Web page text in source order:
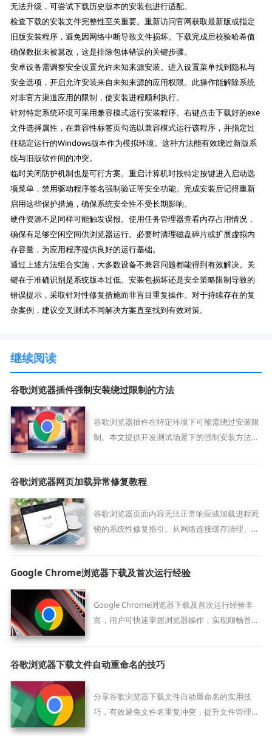
无法升级，可尝试下载历史版本的安装包进行适配。
检查下载的安装文件完整性至关重要。重新访问官网获取最新版或指定
旧版安装程序，避免因网络中断导致文件损坏。下载完成后校验哈希值
确保数据未被篡改，这是排除包体错误的关键步骤。
安卓设备需调整安全设置允许未知来源安装。进入设置菜单找到隐私与
安全选项，开启允许安装来自未知来源的应用权限。此操作能解除系统
对非官方渠道应用的限制，使安装进程顺利执行。
针对特定系统环境可采用兼容模式运行安装程序。右键点击下载好的exe
文件选择属性，在兼容性标签页勾选以兼容模式运行该程序，并指定过
往稳定运行的Windows版本作为模拟环境。这种方法能有效绕过新版系
统与旧版软件间的冲突。
临时关闭防护机制也是可行方案。重启计算机时按特定按键进入启动选
项菜单，禁用驱动程序签名强制验证等安全功能。完成安装后记得重新
启用这些保护措施，确保系统安全性不受长期影响。
硬件资源不足同样可能触发误报。使用任务管理器查看内存占用情况，
确保有足够空闲空间供浏览器运行。必要时清理磁盘碎片或扩展虚拟内
存容量，为应用程序提供良好的运行基础。
通过上述方法组合实施，大多数设备不兼容问题都能得到有效解决。关
键在于准确识别是系统版本过低、安装包损坏还是安全策略限制导致的
错误提示，采取针对性修复措施而非盲目重复操作。对于持续存在的复
杂案例，建议交叉测试不同解决方案直至找到有效对策。
继续阅读
谷歌浏览器插件强制安装绕过限制的方法
谷歌浏览器插件在特定环境下可能需绕过安装限
制。本文提供开发测试场景下的强制安装方法，
谷歌浏览器网页加载异常修复教程
谷歌浏览器页面内容无法正常响应或加载进程死
锁的系统性修复指引。从网络连接缓存清理、底
的业务故障排查闭环。
Google Chrome浏览器下载及首次运行经验
Google Chrome浏览器下载及首次运行经验丰
富，用户可快速掌握浏览器操作，实现顺畅首次
谷歌浏览器下载文件自动重命名的技巧
分享谷歌浏览器下载文件自动重命名的实用技
巧，有效避免文件名重复冲突，提升文件管理效